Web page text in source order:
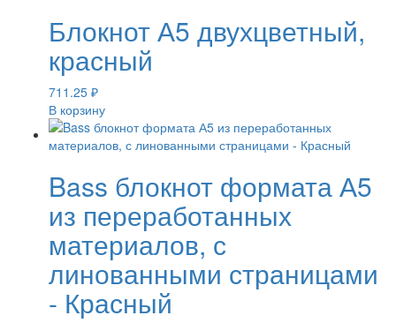
Блокнот А5 двухцветный,
красный
711.25 ₽
В корзину
Bass блокнот формата А5
из переработанных
материалов, с
линованными страницами
- Красный